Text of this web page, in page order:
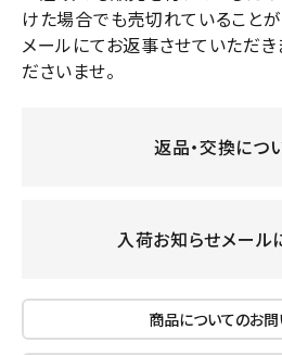
けた場合でも売切れていることが
メールにてお返事させていただき
ださいませ。
返品・交換につ
入荷お知らせメール
商品についてのお